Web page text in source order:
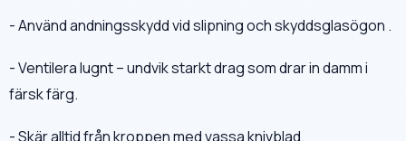
- Använd andningsskydd vid slipning och skyddsglasögon .
- Ventilera lugnt – undvik starkt drag som drar in damm i
färsk färg.
- Skär alltid från kroppen med vassa knivblad.